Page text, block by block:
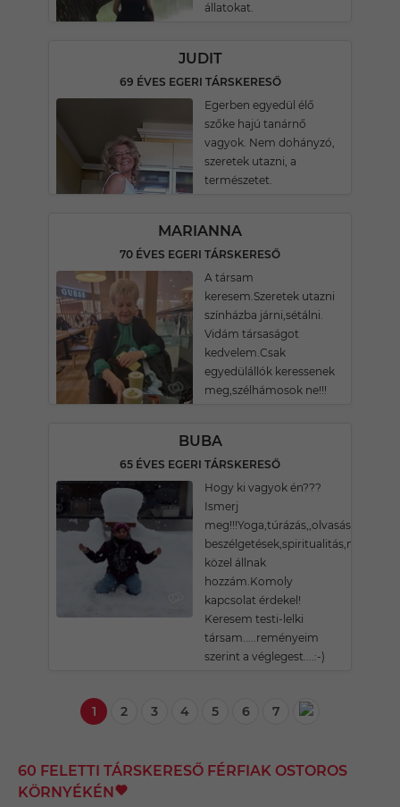
állatokat.
JUDIT
69 ÉVES EGERI TÁRSKERESŐ
Egerben egyedül élő
szőke hajú tanárnő
vagyok. Nem dohányzó,
szeretek utazni, a
természetet.
MARIANNA
70 ÉVES EGERI TÁRSKERESŐ
A társam
keresem.Szeretek utazni
színházba járni,sétálni.
Vidám társaságot
kedvelem.Csak
egyedülállók keressenek
meg,szélhámosok ne!!!
BUBA
65 ÉVES EGERI TÁRSKERESŐ
Hogy ki vagyok én???
Ismerj
beszélgetések,spiritualitás,mind
közel állnak
hozzám.Komoly
kapcsolat érdekel!
Keresem testi-lelki
társam.....reményeim
szerint a véglegest....:-)
1 2 3 4 5 6 7
60 FELETTI TÁRSKERESŐ FÉRFIAK OSTOROS
KÖRNYÉKÉN